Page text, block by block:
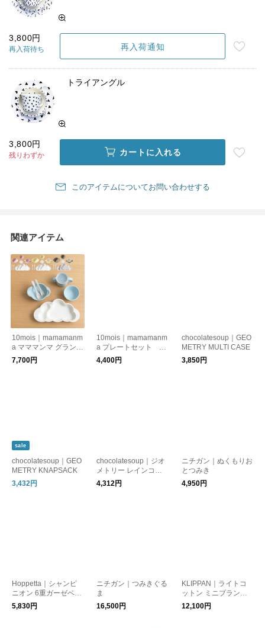
3,800円
再入荷待ち 再入荷通知
トライアングル
3,800円
残りわずか カートに入れる
このアイテムについてお問い合わせする
関連アイテム
10mois｜mamamanm
a マママンマ グランデ
セット ベビー 食器
セット【出産祝い】
7,700円
10mois｜mamamanm
a プレートセット 食
器セット【出産祝い】
4,400円
chocolatesoup｜GEO
METRY MULTI CASE
3,850円
sale
chocolatesoup｜GEO
METRY KNAPSACK
3,432円
chocolatesoup｜ジオ
メトリー レインコー
ト キッズ
4,312円
ニチガン｜ぬくもりお
とつみき
4,950円
Hoppetta｜シャンピ
ニオン 6重ガーゼベビ
ーケット
5,830円
ニチガン｜つみきぐる
ま
16,500円
KLIPPAN｜ライトコ
ットン ミニブランケ
ット リトルベア【出
産祝い】
12,100円